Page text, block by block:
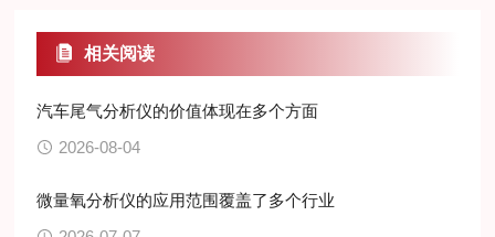
相关阅读
汽车尾气分析仪的价值体现在多个方面
2026-08-04
微量氧分析仪的应用范围覆盖了多个行业